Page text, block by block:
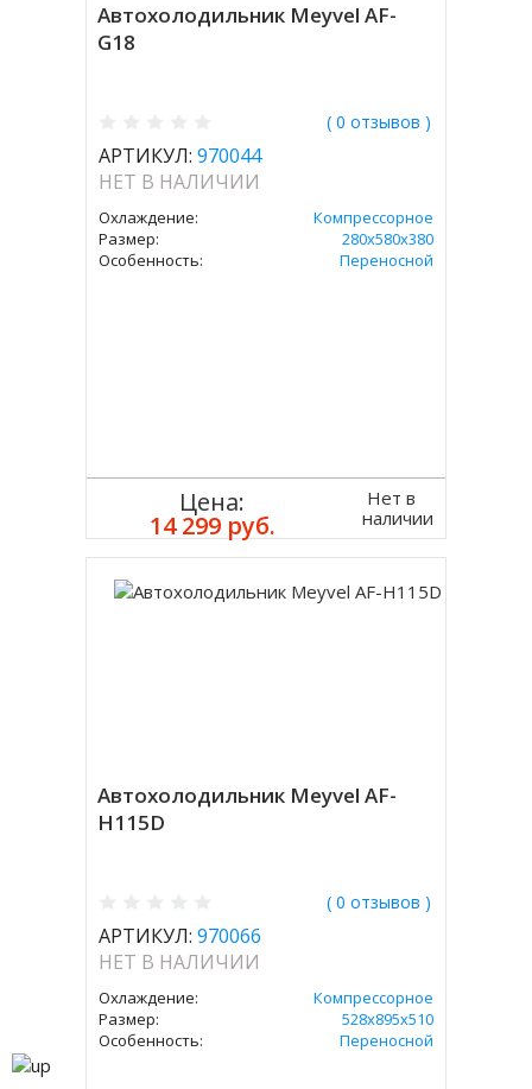
Автохолодильник Meyvel AF-
G18
( 0 отзывов )
АРТИКУЛ: 970044
НЕТ В НАЛИЧИИ
Охлаждение:
Компрессорное
Размер:
280х580х380
Особенность:
Переносной
Цена:
14 299 руб.
Нет в
наличии
Автохолодильник Meyvel AF-
H115D
( 0 отзывов )
АРТИКУЛ: 970066
НЕТ В НАЛИЧИИ
Охлаждение:
Компрессорное
Размер:
528х895х510
Особенность:
Переносной